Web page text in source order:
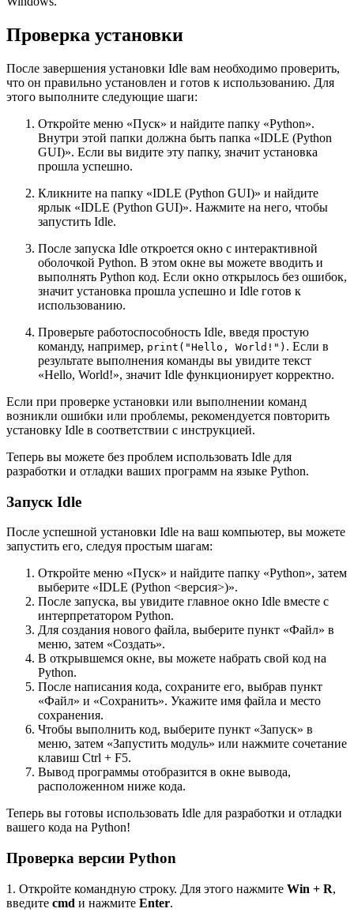
Проверка установки
После завершения установки Idle вам необходимо проверить,
что он правильно установлен и готов к использованию. Для
этого выполните следующие шаги:
Откройте меню «Пуск» и найдите папку «Python».
Внутри этой папки должна быть папка «IDLE (Python
GUI)». Если вы видите эту папку, значит установка
прошла успешно.
Кликните на папку «IDLE (Python GUI)» и найдите
ярлык «IDLE (Python GUI)». Нажмите на него, чтобы
запустить Idle.
После запуска Idle откроется окно с интерактивной
оболочкой Python. В этом окне вы можете вводить и
выполнять Python код. Если окно открылось без ошибок,
значит установка прошла успешно и Idle готов к
использованию.
Проверьте работоспособность Idle, введя простую
команду, например, print("Hello, World!") . Если в
результате выполнения команды вы увидите текст
«Hello, World!», значит Idle функционирует корректно.
Если при проверке установки или выполнении команд
возникли ошибки или проблемы, рекомендуется повторить
установку Idle в соответствии с инструкцией.
Теперь вы можете без проблем использовать Idle для
разработки и отладки ваших программ на языке Python.
Запуск Idle
После успешной установки Idle на ваш компьютер, вы можете
запустить его, следуя простым шагам:
Откройте меню «Пуск» и найдите папку «Python», затем
выберите «IDLE (Python <версия>)».
После запуска, вы увидите главное окно Idle вместе с
интерпретатором Python.
Для создания нового файла, выберите пункт «Файл» в
меню, затем «Создать».
В открывшемся окне, вы можете набрать свой код на
Python.
После написания кода, сохраните его, выбрав пункт
«Файл» и «Сохранить». Укажите имя файла и место
сохранения.
Чтобы выполнить код, выберите пункт «Запуск» в
меню, затем «Запустить модуль» или нажмите сочетание
клавиш Ctrl + F5.
Вывод программы отобразится в окне вывода,
расположенном ниже кода.
Теперь вы готовы использовать Idle для разработки и отладки
вашего кода на Python!
Проверка версии Python
1. Откройте командную строку. Для этого нажмите Win + R,
введите cmd и нажмите Enter.